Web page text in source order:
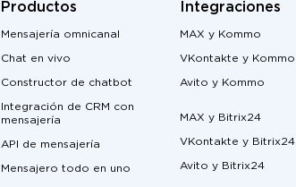
Productos
Mensajería omnicanal
Chat en vivo
Constructor de chatbot
Integración de CRM con
mensajería
API de mensajería
Mensajero todo en uno
Integraciones
MAX y Kommo
VKontakte y Kommo
Avito y Kommo
MAX y Bitrix24
VKontakte y Bitrix24
Avito y Bitrix24